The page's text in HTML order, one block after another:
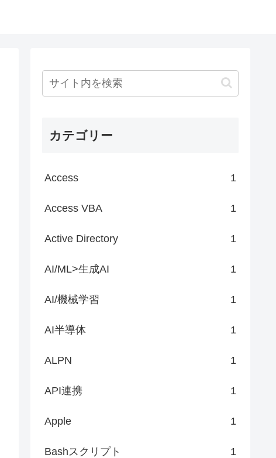
カテゴリー
Access 1
Access VBA 1
Active Directory 1
AI/ML>生成AI 1
AI/機械学習 1
AI半導体 1
ALPN 1
API連携 1
Apple 1
Bashスクリプト 1